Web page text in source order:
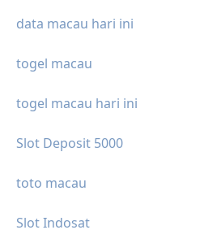
data macau hari ini
togel macau
togel macau hari ini
Slot Deposit 5000
toto macau
Slot Indosat